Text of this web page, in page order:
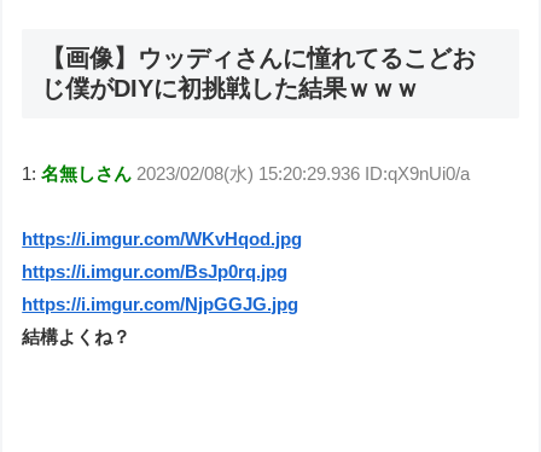
【画像】ウッディさんに憧れてるこどお
じ僕がDIYに初挑戦した結果ｗｗｗ
1:名無しさん 2023/02/08(水) 15:20:29.936 ID:qX9nUi0/a
https://i.imgur.com/WKvHqod.jpg
https://i.imgur.com/BsJp0rq.jpg
https://i.imgur.com/NjpGGJG.jpg
結構よくね？